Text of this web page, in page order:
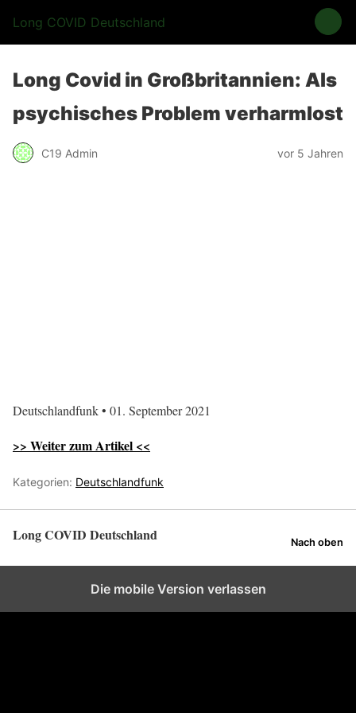
Long COVID Deutschland
Long Covid in Großbritannien: Als
psychisches Problem verharmlost
C19 Admin vor 5 Jahren
Deutschlandfunk • 01. September 2021
>> Weiter zum Artikel <<
Kategorien: Deutschlandfunk
Long COVID Deutschland Nach oben
Die mobile Version verlassen